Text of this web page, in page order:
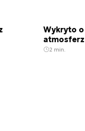
Wykryto
2 min.